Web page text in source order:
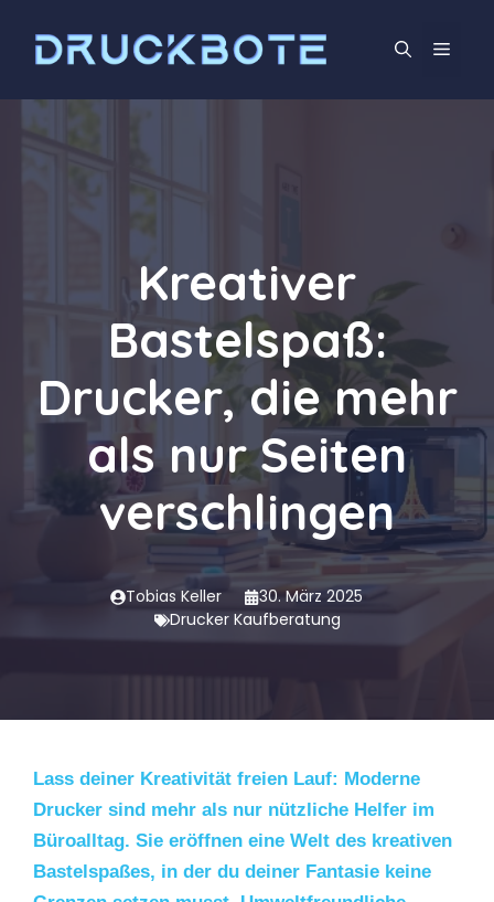
Inhalt
springen
Kreativer
Bastelspaß:
Drucker, die mehr
als nur Seiten
verschlingen
Tobias Keller
30. März 2025
Drucker Kaufberatung
Lass deiner Kreativität freien Lauf: Moderne
Drucker sind mehr als nur nützliche Helfer im
Büroalltag. Sie eröffnen eine Welt des kreativen
Bastelspaßes, in der du deiner Fantasie keine